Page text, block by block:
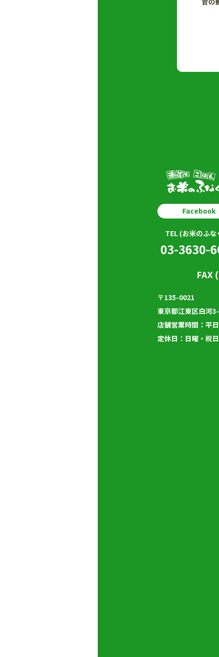
Facebook
TEL (お米のふな
03-3630-
FAX
〒135-0021
東京都江東区白河
店舗営業時間 ： 平
定休日：日曜・祝日